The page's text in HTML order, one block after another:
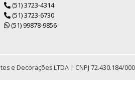
(51) 3723-4314
(51) 3723-6730
(51) 99878-9856
e Decorações LTDA | CNPJ 72.430.184/